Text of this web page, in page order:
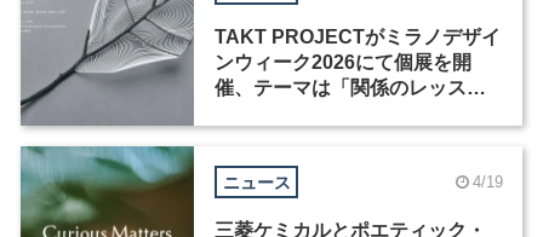
TAKT PROJECTがミラノデザイ
ンウィーク2026にて個展を開
催、テーマは「関係のレッス
ニュース 4/19
三菱ケミカルとポエティック・